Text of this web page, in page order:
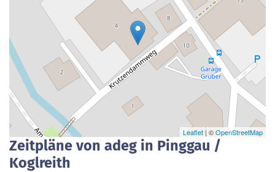
Leaflet| ©OpenStreetMap
Zeitpläne von adeg in Pinggau /
Koglreith